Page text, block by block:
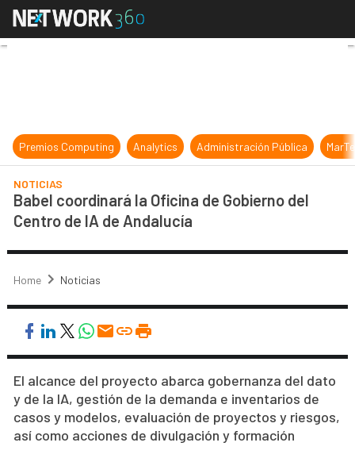
Babel coordinará la Oficina de
Premios Computing Analytics Administración Pública
NOTICIAS
Babel coordinará la Oficina de Gobierno del
Centro de IA de Andalucía
Home Noticias
El alcance del proyecto abarca gobernanza del dato
y de la IA, gestión de la demanda e inventarios de
casos y modelos, evaluación de proyectos y riesgos,
así como acciones de divulgación y formación